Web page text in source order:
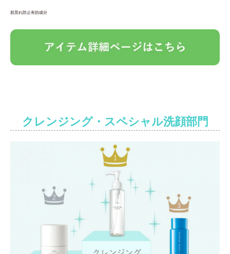
肌荒れ防止有効成分
クレンジング・スペシャル洗顔部門